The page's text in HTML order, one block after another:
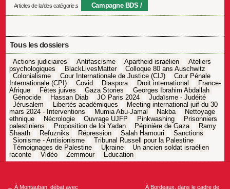
Articles de la/des catégorie.s Campagne BDS
Tous les dossiers
Actions judiciaires Antifascisme Apartheid israélien
Ateliers
psychologiques
BlackLivesMatter
Colloque 80 ans Auschwitz
Colonialisme
Cour Internationale de Justice (CIJ)
Cour Pénale
Internationale (CPI)
Covid Diaspora Droit international
France-
Afrique
Fêtes juives Gaza Stories
Georges Ibrahim Abdallah
Génocide
Hassan Diab JO Paris 2024
Judaïsme - Judéité
Jérusalem
Libertés académiques
Meeting international juif du 30
mars 2024 - Interventions
Mumia Abu-Jamal Nakba
Nettoyage
ethnique
Nécrologie Ouvrage UJFP Pinkwashing
Prisonniers
palestiniens
Proposition de loi Yadan Pépinière de Gaza
Ramy
Shaath
Refuzniks Répression Salah Hamouri
Sanctions
Sionisme - Antisionisme
Tribunal Russell pour la Palestine
Témoignages de Palestine
Ukraine
Un ancien soldat israélien
raconte
Vidéo Zemmour Éducation
Navigation
l’article
← À Montauban, débat avec
À Bordeaux, dans le cadre de